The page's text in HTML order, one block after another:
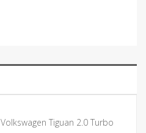
Tiguan 2.0 Turbo